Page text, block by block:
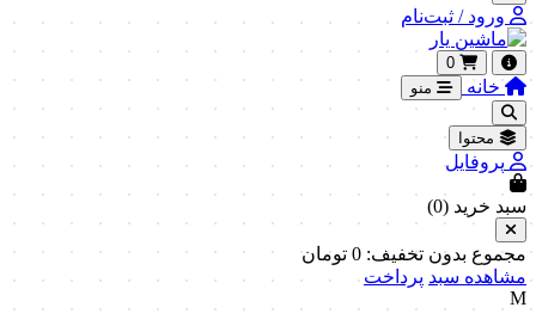
ورود / ثبت‌نام
0
خانه منو
محتوا
پروفایل
سبد خرید (0
)
مجموع بدون تخفیف: 0 تومان
مشاهده سبد پرداخت
M